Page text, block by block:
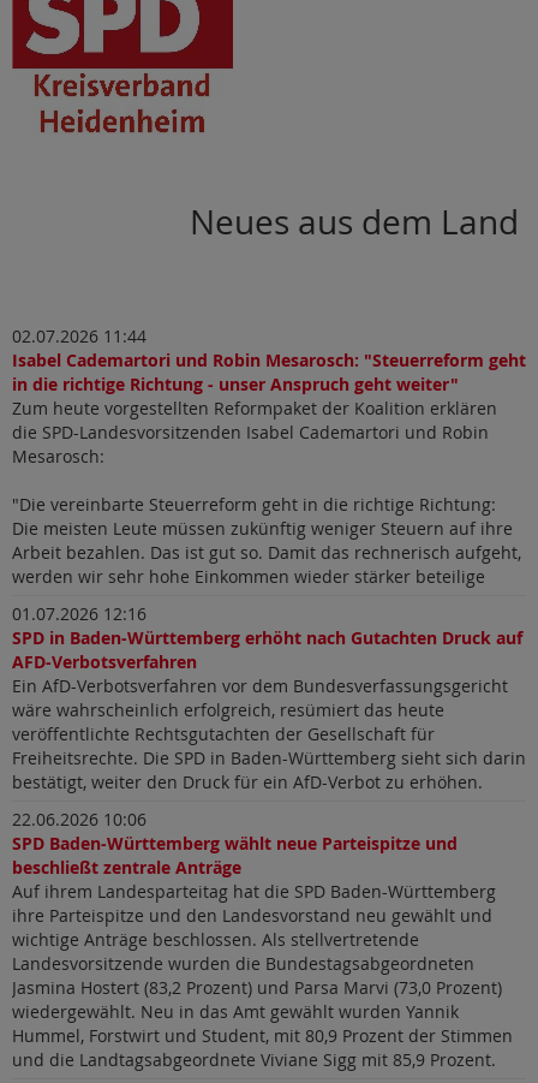
Neues aus dem Land
02.07.2026 11:44
Isabel Cademartori und Robin Mesarosch: "Steuerreform geht
in die richtige Richtung - unser Anspruch geht weiter"
Zum heute vorgestellten Reformpaket der Koalition erklären
die SPD-Landesvorsitzenden Isabel Cademartori und Robin
Mesarosch:
"Die vereinbarte Steuerreform geht in die richtige Richtung:
Die meisten Leute müssen zukünftig weniger Steuern auf ihre
Arbeit bezahlen. Das ist gut so. Damit das rechnerisch aufgeht,
werden wir sehr hohe Einkommen wieder stärker beteilige
01.07.2026 12:16
SPD in Baden-Württemberg erhöht nach Gutachten Druck auf
AFD-Verbotsverfahren
Ein AfD-Verbotsverfahren vor dem Bundesverfassungsgericht
wäre wahrscheinlich erfolgreich, resümiert das heute
veröffentlichte Rechtsgutachten der Gesellschaft für
Freiheitsrechte. Die SPD in Baden-Württemberg sieht sich darin
bestätigt, weiter den Druck für ein AfD-Verbot zu erhöhen.
22.06.2026 10:06
SPD Baden-Württemberg wählt neue Parteispitze und
beschließt zentrale Anträge
Auf ihrem Landesparteitag hat die SPD Baden-Württemberg
ihre Parteispitze und den Landesvorstand neu gewählt und
wichtige Anträge beschlossen. Als stellvertretende
Landesvorsitzende wurden die Bundestagsabgeordneten
Jasmina Hostert (83,2 Prozent) und Parsa Marvi (73,0 Prozent)
wiedergewählt. Neu in das Amt gewählt wurden Yannik
Hummel, Forstwirt und Student, mit 80,9 Prozent der Stimmen
und die Landtagsabgeordnete Viviane Sigg mit 85,9 Prozent.